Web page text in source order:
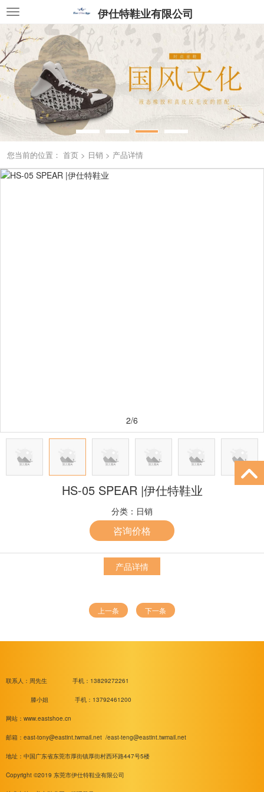
伊仕特鞋业有限公司
您当前的位置： 首页 > 日销 > 产品详情
2/6
HS-05 SPEAR |伊仕特鞋业
分类： 日销
咨询价格
产品详情
上一条 下一条
联系人：周先生 手机：13829272261
滕小姐 手机：13792461200
网站：www.eastshoe.cn
邮箱： east-tony@eastint.twmail.net /east-teng@eastint.twmail.net
地址：中国广东省东莞市厚街镇厚街村西环路447号5楼
Copyright ©2019 东莞市伊仕特鞋业有限公司